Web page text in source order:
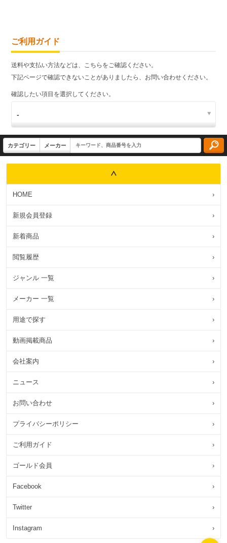
ご利用ガイド
送料や支払い方法などは、こちらをご確認ください。
下記ページで確認できないことがありましたら、お問い合わせください。
確認したい項目を選択してください。
HOME ›
新規会員登録 ›
新着商品 ›
閲覧履歴 ›
ジャンル 一覧 ›
メーカー 一覧 ›
用途で探す ›
動画掲載商品 ›
会社案内 ›
ニュース ›
お問い合わせ ›
プライバシーポリシー ›
ご利用ガイド ›
ゴールド会員 ›
Facebook ›
Twitter ›
Instagram ›